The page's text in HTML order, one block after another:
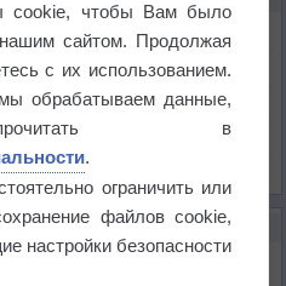
6 августа
cookie, чтобы Вам было
сайтом. Продолжая
с их использованием.
обрабатываем данные,
в
.
ограничить или
файлов cookie,
настройки безопасности